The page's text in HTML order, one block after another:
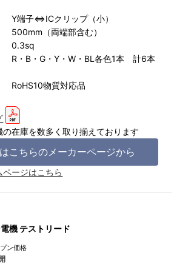
クリップ（小）
両端部含む）
Y・W・BL各色1本 計6本
物質対応品
在庫を数多く取り揃えております
こちらのメーカーページから
ージはこちら
機 テストリード
ン価格